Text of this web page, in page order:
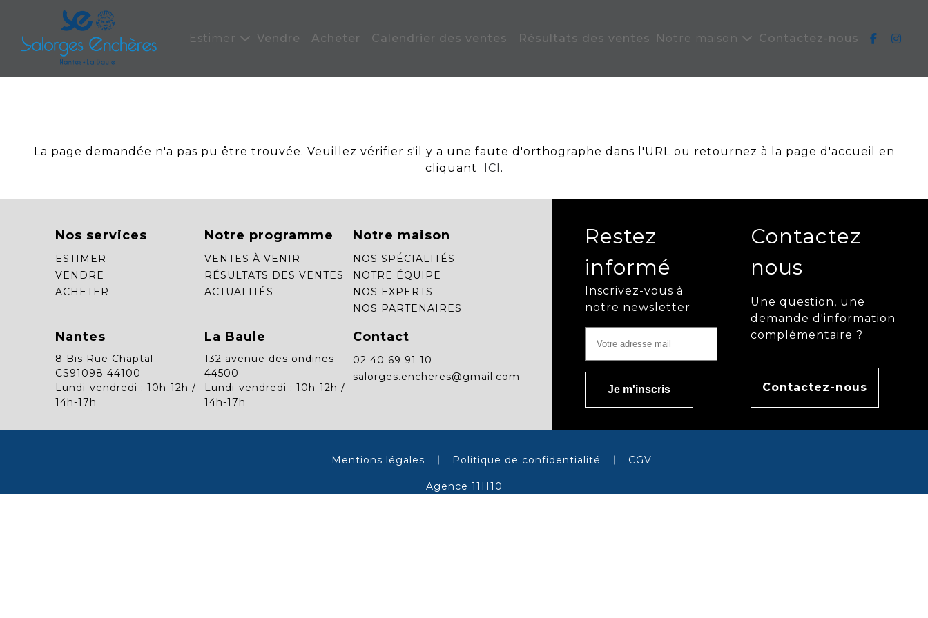
Estimer Vendre Acheter Calendrier des ventes Résultats des ventes Notre maison Contactez-nous
La page demandée n'a pas pu être trouvée. Veuillez vérifier s'il y a une faute d'orthographe dans l'URL ou retournez à la page d'accueil en
cliquant
ICI .
Nos services
ESTIMER
VENDRE
ACHETER
Notre programme
VENTES À VENIR
RÉSULTATS DES VENTES
ACTUALITÉS
Notre maison
NOS SPÉCIALITÉS
NOTRE ÉQUIPE
NOS EXPERTS
NOS PARTENAIRES
Nantes
8 Bis Rue Chaptal
CS91098 44100
Lundi-vendredi : 10h-12h /
14h-17h
La Baule
132 avenue des ondines
44500
Lundi-vendredi : 10h-12h /
14h-17h
Contact
02 40 69 91 10
salorges.encheres@gmail.com
Restez
informé
Inscrivez-vous à
notre newsletter
Contactez
nous
Une question, une
demande d'information
complémentaire ?
Contactez-nous
Mentions légales Politique de confidentialité CGV
Agence 11H10
Panneau de gestion des cookies